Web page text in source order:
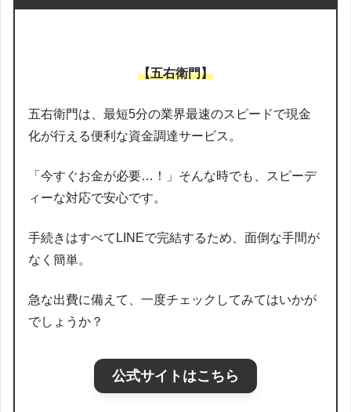
【五右衛門】
五右衛門は、最短5分の業界最速のスピードで現金
化が行える便利な資金調達サービス。
「今すぐお金が必要…！」そんな時でも、スピーデ
ィーな対応で安心です。
手続きはすべてLINEで完結するため、面倒な手間が
なく簡単。
急な出費に備えて、一度チェックしてみてはいかが
でしょうか？
公式サイトはこちら